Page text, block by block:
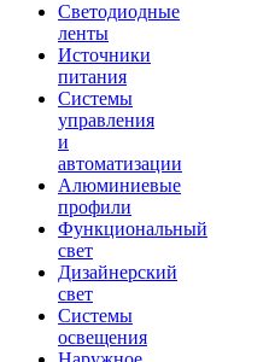
Светодиодные
ленты
Источники
питания
Системы
управления
и
автоматизации
Алюминиевые
профили
Функциональный
свет
Дизайнерский
свет
Системы
освещения